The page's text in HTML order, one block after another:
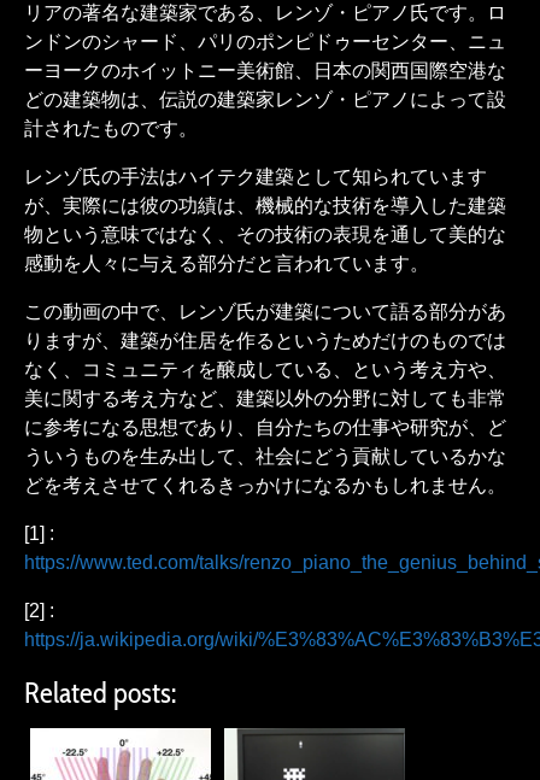
リアの著名な建築家である、レンゾ・ピアノ氏です。ロ
ンドンのシャード、パリのポンピドゥーセンター、ニュ
ーヨークのホイットニー美術館、日本の関西国際空港な
どの建築物は、伝説の建築家レンゾ・ピアノによって設
計されたものです。
レンゾ氏の手法はハイテク建築として知られています
が、実際には彼の功績は、機械的な技術を導入した建築
物という意味ではなく、その技術の表現を通して美的な
感動を人々に与える部分だと言われています。
この動画の中で、レンゾ氏が建築について語る部分があ
りますが、建築が住居を作るというためだけのものでは
なく、コミュニティを醸成している、という考え方や、
美に関する考え方など、建築以外の分野に対しても非常
に参考になる思想であり、自分たちの仕事や研究が、ど
ういうものを生み出して、社会にどう貢献しているかな
どを考えさせてくれるきっかけになるかもしれません。
[1] :
https://www.ted.com/talks/
[2] :
https://ja.wikipedia.org/wiki/
Related posts: